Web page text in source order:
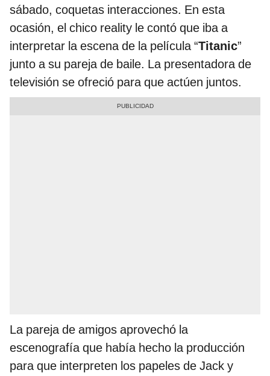
sábado, coquetas interacciones. En esta
ocasión, el chico reality le contó que iba a
interpretar la escena de la película “Titanic”
junto a su pareja de baile. La presentadora de
televisión se ofreció para que actúen juntos.
La pareja de amigos aprovechó la
escenografía que había hecho la producción
para que interpreten los papeles de Jack y